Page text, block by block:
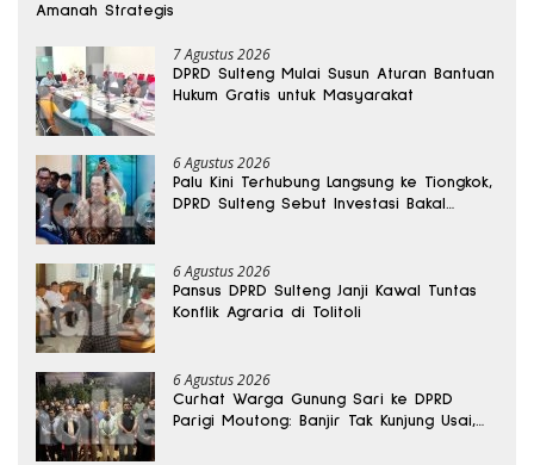
Amanah Strategis
7 Agustus 2026
DPRD Sulteng Mulai Susun Aturan Bantuan
Hukum Gratis untuk Masyarakat
6 Agustus 2026
Palu Kini Terhubung Langsung ke Tiongkok,
DPRD Sulteng Sebut Investasi Bakal
6 Agustus 2026
Pansus DPRD Sulteng Janji Kawal Tuntas
Konflik Agraria di Tolitoli
6 Agustus 2026
Curhat Warga Gunung Sari ke DPRD
Parigi Moutong: Banjir Tak Kunjung Usai,